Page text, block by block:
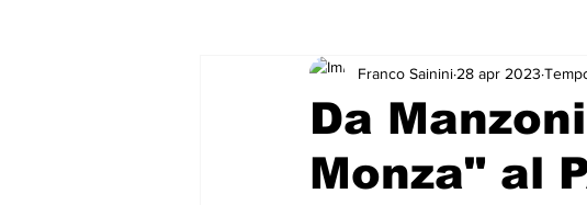
Concerti e Video Artisti in concorso RTI
Da
Monza" al
Franco Sainini 28 apr 2023